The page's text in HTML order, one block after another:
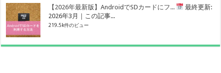
【2026年最新版】AndroidでSDカードにフ...
最終更新:
2026年3月｜この記事...
219.5k件のビュー